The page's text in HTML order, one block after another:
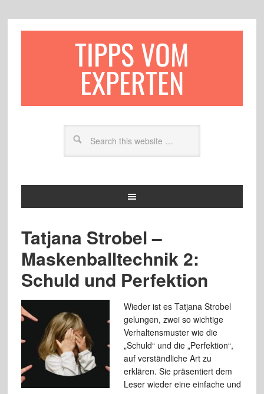
TIPPS VOM
EXPERTEN
Tatjana Strobel –
Maskenballtechnik 2:
Schuld und Perfektion
Wieder ist es Tatjana Strobel
gelungen, zwei so wichtige
Verhaltensmuster wie die
„Schuld“ und die „Perfektion“,
auf verständliche Art zu
erklären. Sie präsentiert dem
Leser wieder eine einfache und